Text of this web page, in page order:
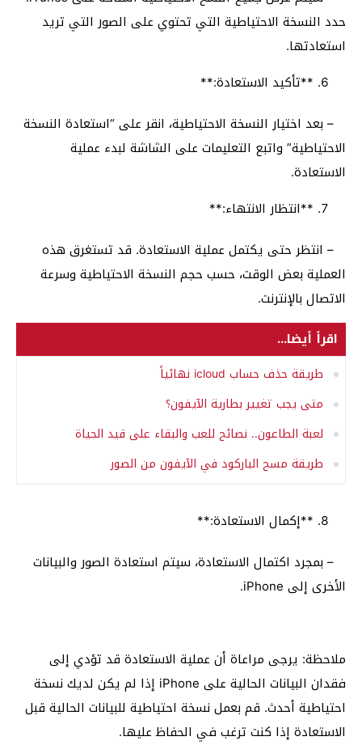
حدد النسخة الاحتياطية التي تحتوي على الصور التي تريد
استعادتها.
**تأكيد الاستعادة:**
– بعد اختيار النسخة الاحتياطية، انقر على “استعادة النسخة
الاحتياطية” واتبع التعليمات على الشاشة لبدء عملية
الاستعادة.
**انتظار الانتهاء:**
– انتظر حتى يكتمل عملية الاستعادة. قد تستغرق هذه
العملية بعض الوقت، حسب حجم النسخة الاحتياطية وسرعة
الاتصال بالإنترنت.
اقرأ أيضا...
طريقة حذف حساب icloud نهائياً
متى يجب تغيير بطارية الآيفون؟
لعبة الطاعون.. نصائح للعب والبقاء على قيد الحياة
طريقة مسح الباركود في الآيفون من الصور
**إكمال الاستعادة:**
– بمجرد اكتمال الاستعادة، سيتم استعادة الصور والبيانات
الأخرى إلى iPhone.
ملاحظة: يرجى مراعاة أن عملية الاستعادة قد تؤدي إلى
فقدان البيانات الحالية على iPhone إذا لم يكن لديك نسخة
احتياطية أحدث. قم بعمل نسخة احتياطية للبيانات الحالية قبل
الاستعادة إذا كنت ترغب في الحفاظ عليها.